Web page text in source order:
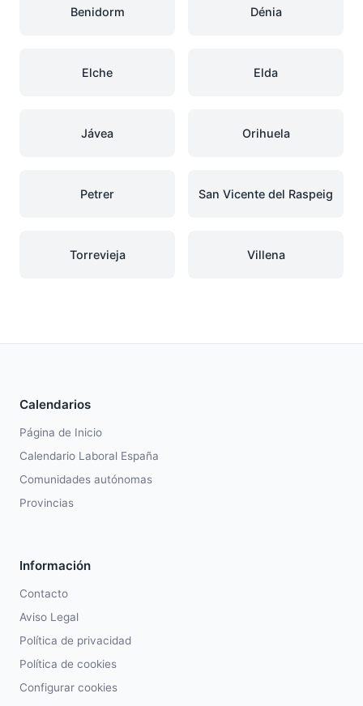
Benidorm Dénia
Elche Elda
Jávea Orihuela
Petrer San Vicente del Raspeig
Torrevieja Villena
Calendarios
Página de Inicio
Calendario Laboral España
Comunidades autónomas
Provincias
Información
Contacto
Aviso Legal
Política de privacidad
Política de cookies
Configurar cookies